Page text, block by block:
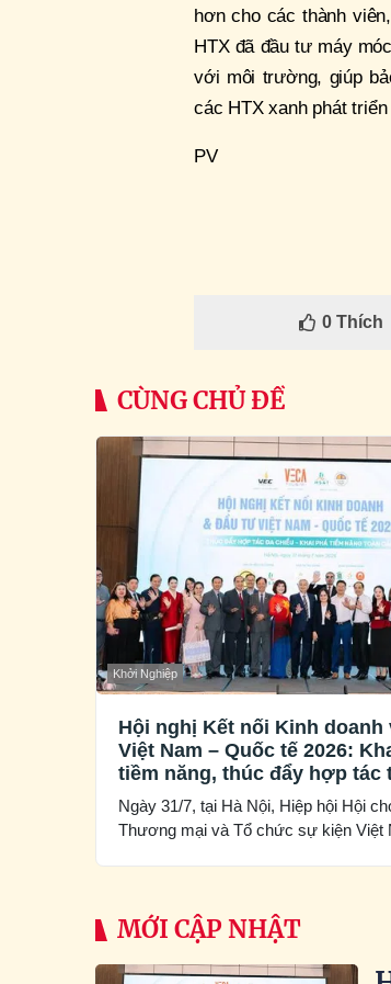
hơn cho các thành
HTX đã đầu tư máy
với môi trường, giúp
các HTX xanh phát
PV
0Thích
CÙNG CHỦ ĐỀ
Khởi Nghiệp
Hội nghị Kết nối Kinh
Việt Nam – Quốc tế 2026:
tiềm năng, thúc đẩy hợp tác
Ngày 31/7, tại Hà Nội, Hiệp hội Hội
Thương mại và Tổ chức sự kiện Việt
MỚI CẬP NHẬT